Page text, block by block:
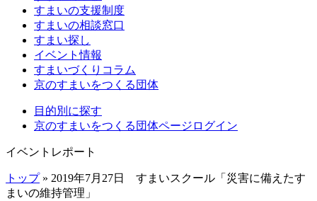
すまいの支援制度
すまいの相談窓口
すまい探し
イベント情報
すまいづくりコラム
京のすまいをつくる団体
目的別に探す
京のすまいをつくる団体ページログイン
イベントレポート
トップ» 2019年7月27日 すまいスクール「災害に備えたす
まいの維持管理」